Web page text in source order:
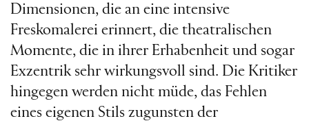
Dimensionen, die an eine intensive
Freskomalerei erinnert, die theatralischen
Momente, die in ihrer Erhabenheit und sogar
Exzentrik sehr wirkungsvoll sind. Die Kritiker
hingegen werden nicht müde, das Fehlen
eines eigenen Stils zugunsten der